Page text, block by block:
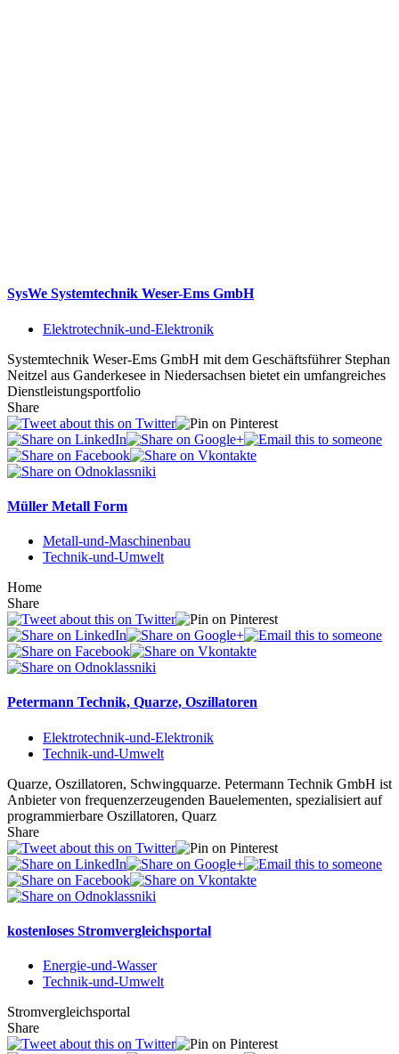
SysWe Systemtechnik Weser-Ems GmbH
Elektrotechnik-und-Elektronik
Systemtechnik Weser-Ems GmbH mit dem Geschäftsführer Stephan
Neitzel aus Ganderkesee in Niedersachsen bietet ein umfangreiches
Dienstleistungsportfolio
Share
Müller Metall Form
Metall-und-Maschinenbau
Technik-und-Umwelt
Home
Share
Petermann Technik, Quarze, Oszillatoren
Elektrotechnik-und-Elektronik
Technik-und-Umwelt
Quarze, Oszillatoren, Schwingquarze. Petermann Technik GmbH ist
Anbieter von frequenzerzeugenden Bauelementen, spezialisiert auf
programmierbare Oszillatoren, Quarz
Share
kostenloses Stromvergleichsportal
Energie-und-Wasser
Technik-und-Umwelt
Stromvergleichsportal
Share